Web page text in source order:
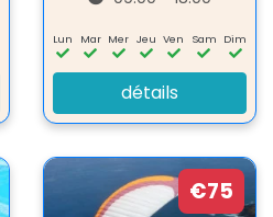
Lun Mar Mer Jeu Ven Sam Dim
détails
€75